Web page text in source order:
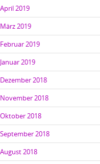
April 2019
März 2019
Februar 2019
Januar 2019
Dezember 2018
November 2018
Oktober 2018
September 2018
August 2018